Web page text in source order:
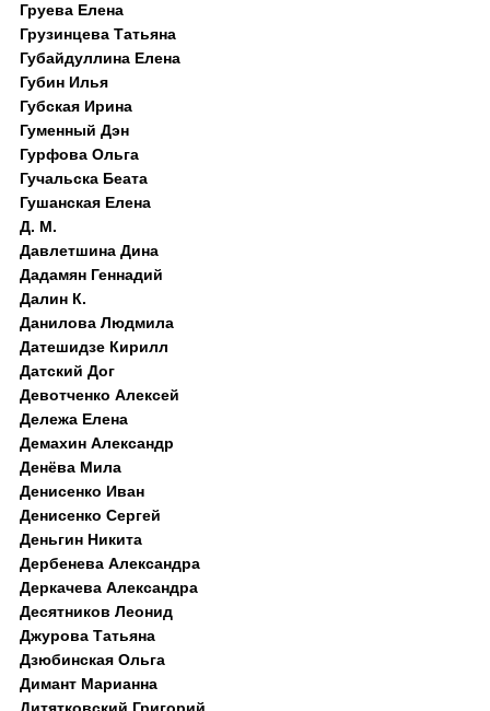
Груева Елена
Грузинцева Татьяна
Губайдуллина Елена
Губин Илья
Губская Ирина
Гуменный Дэн
Гурфова Ольга
Гучальска Беата
Гушанская Елена
Д. M.
Давлетшина Дина
Дадамян Геннадий
Далин К.
Данилова Людмила
Датешидзе Кирилл
Датский Дог
Девотченко Алексей
Дележа Елена
Демахин Александр
Денёва Мила
Денисенко Иван
Денисенко Сергей
Деньгин Никита
Дербенева Александра
Деркачева Александра
Десятников Леонид
Джурова Татьяна
Дзюбинская Ольга
Димант Марианна